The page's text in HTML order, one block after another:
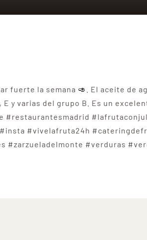
fuerte la semana 🥑. El aceite de
E y varias del grupo B. Es un
#restaurantesmadrid
#vivelafruta24h
#verduras